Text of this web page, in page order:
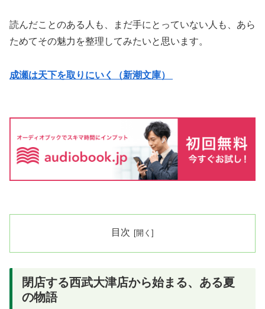
読んだことのある人も、まだ手にとっていない人も、あら
ためてその魅力を整理してみたいと思います。
成瀬は天下を取りにいく（新潮文庫）
目次
閉店する西武大津店から始まる、ある夏
の物語